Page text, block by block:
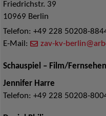
Friedrichstr. 39
10969 Berlin
Telefon: +49 228 50208-
E-Mail:
zav-kv-
Schauspiel – Film/
Jennifer Harre
Telefon: +49 228 50208-